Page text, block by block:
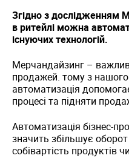
Згідно з дослідженням
в ритейлі можна
існуючих технологій.
Мерчандайзинг –
продажей. тому з нашого
автоматизація
процесі та підняти
Автоматизація бізнес-
значить збільшує
собівартість продуктів